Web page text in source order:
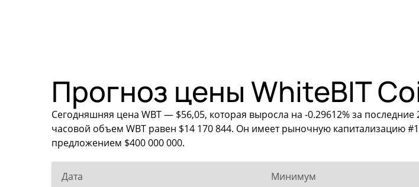
Прогноз цены WhiteBIT
Сегодняшняя цена WBT — $56,05, которая выросла на -0.29612% за
часовой объем WBT равен $14 170 844. Он имеет рыночную
предложением $400 000 000.
Дата Минимум